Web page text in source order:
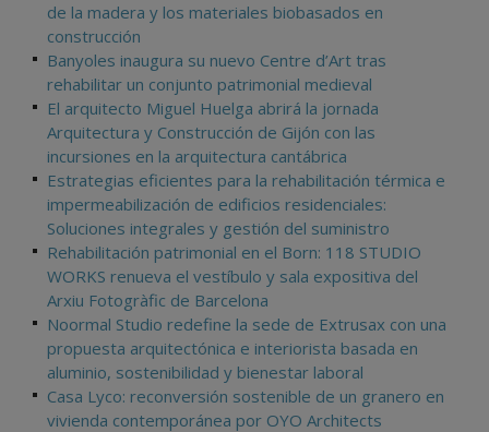
de la madera y los materiales biobasados en
construcción
Banyoles inaugura su nuevo Centre d’Art tras
rehabilitar un conjunto patrimonial medieval
El arquitecto Miguel Huelga abrirá la jornada
Arquitectura y Construcción de Gijón con las
incursiones en la arquitectura cantábrica
Estrategias eficientes para la rehabilitación térmica e
impermeabilización de edificios residenciales:
Soluciones integrales y gestión del suministro
Rehabilitación patrimonial en el Born: 118 STUDIO
WORKS renueva el vestíbulo y sala expositiva del
Arxiu Fotogràfic de Barcelona
Noormal Studio redefine la sede de Extrusax con una
propuesta arquitectónica e interiorista basada en
aluminio, sostenibilidad y bienestar laboral
Casa Lyco: reconversión sostenible de un granero en
vivienda contemporánea por OYO Architects